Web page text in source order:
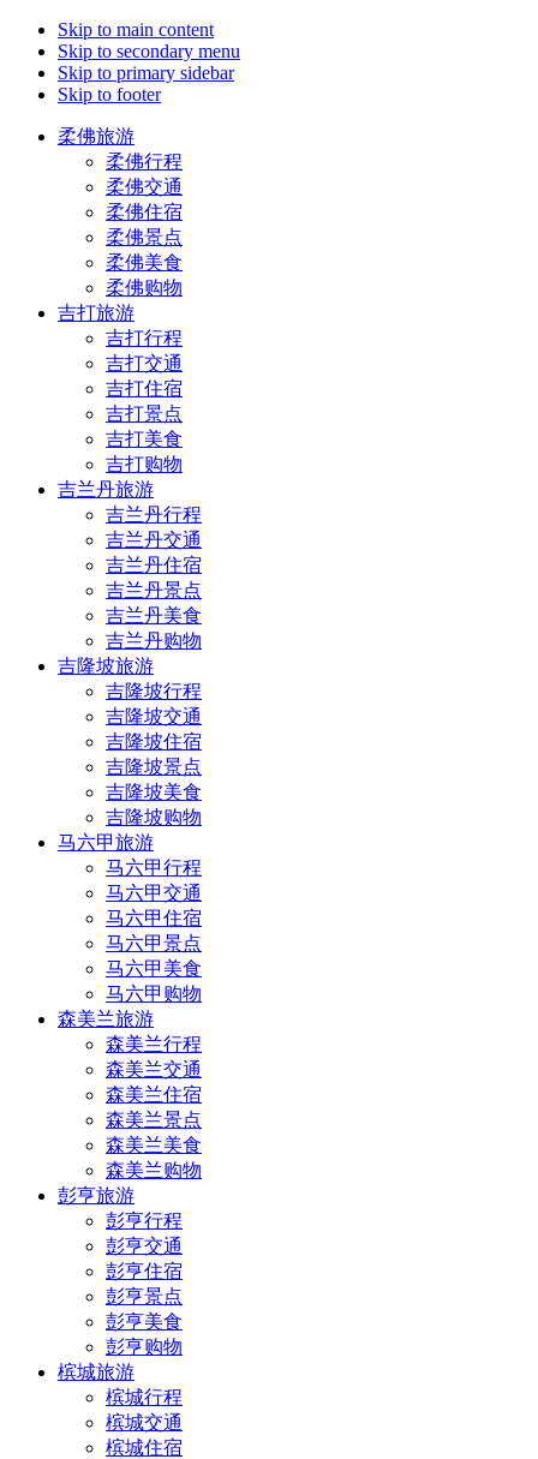
Skip to main content
Skip to secondary menu
Skip to primary sidebar
Skip to footer
柔佛旅游
柔佛行程
柔佛交通
柔佛住宿
柔佛景点
柔佛美食
柔佛购物
吉打旅游
吉打行程
吉打交通
吉打住宿
吉打景点
吉打美食
吉打购物
吉兰丹旅游
吉兰丹行程
吉兰丹交通
吉兰丹住宿
吉兰丹景点
吉兰丹美食
吉兰丹购物
吉隆坡旅游
吉隆坡行程
吉隆坡交通
吉隆坡住宿
吉隆坡景点
吉隆坡美食
吉隆坡购物
马六甲旅游
马六甲行程
马六甲交通
马六甲住宿
马六甲景点
马六甲美食
马六甲购物
森美兰旅游
森美兰行程
森美兰交通
森美兰住宿
森美兰景点
森美兰美食
森美兰购物
彭亨旅游
彭亨行程
彭亨交通
彭亨住宿
彭亨景点
彭亨美食
彭亨购物
槟城旅游
槟城行程
槟城交通
槟城住宿